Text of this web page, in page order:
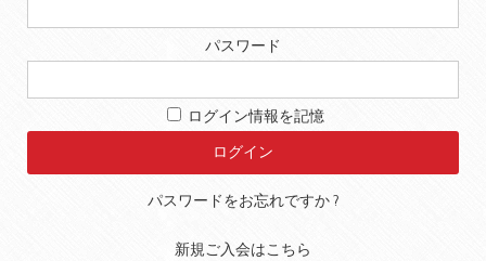
パスワード
ログイン情報を記憶
パスワードをお忘れですか ?
新規ご入会はこちら